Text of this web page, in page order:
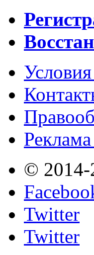
© 2014-
Twitter
Twitter